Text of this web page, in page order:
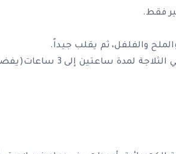
فقط.
والفلفل، ثم يقلب جيداً.
يضاف اللحم، ويقلب ليمزج جيداً مع التتبيلة، ثم يترك